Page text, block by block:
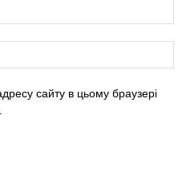
сайту в цьому браузері